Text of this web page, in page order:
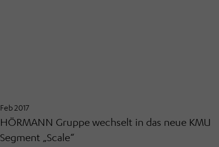
Feb 2017
HÖRMANN Gruppe wechselt in das neue KMU
Segment „Scale“